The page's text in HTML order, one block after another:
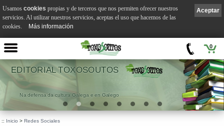
0
EDITORIAL TOXOSOUTOS
Na defensa da cultura Galega e en Galego
:: Inicio > Redes Sociales
Aceptar
Usamos cookies propias y de terceros que nos permiten ofrecer nuestros
servicios. Al utilizar nuestros servicios, aceptas el uso que hacemos de las
cookies.
Más información